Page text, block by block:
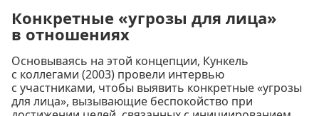
Конкретные «угрозы для лица»
в отношениях
Основываясь на этой концепции, Кункель
с коллегами (2003) провели интервью
с участниками, чтобы выявить конкретные «угрозы
для лица», вызывающие беспокойство при